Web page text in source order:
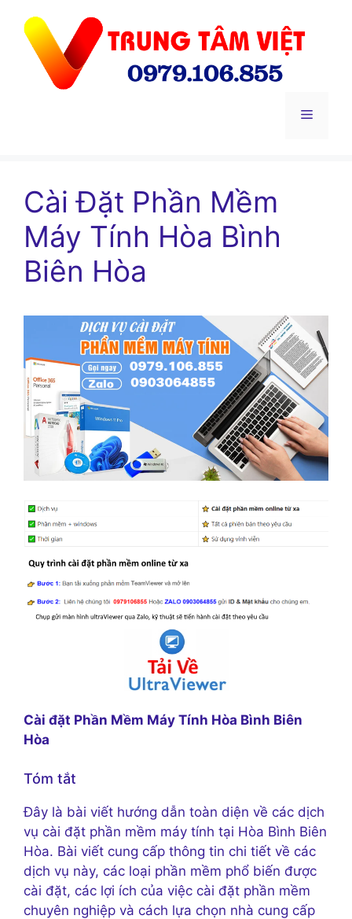
Menu
Cài Đặt Phần Mềm
Máy Tính Hòa Bình
Biên Hòa
Cài đặt Phần Mềm Máy Tính Hòa Bình Biên
Hòa
Tóm tắt
Đây là bài viết hướng dẫn toàn diện về các dịch
vụ cài đặt phần mềm máy tính tại Hòa Bình Biên
Hòa. Bài viết cung cấp thông tin chi tiết về các
dịch vụ này, các loại phần mềm phổ biến được
cài đặt, các lợi ích của việc cài đặt phần mềm
chuyên nghiệp và cách lựa chọn nhà cung cấp